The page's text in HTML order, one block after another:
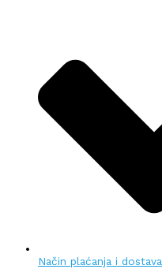
Način plaćanja i dostava